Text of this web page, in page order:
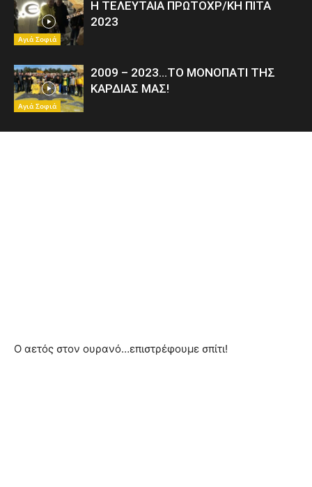
Αγιά Σοφιά
Η ΤΕΛΕΥΤΑΙΑ ΠΡΩΤΟΧΡ/ΚΗ ΠΙΤΑ
2023
Αγιά Σοφιά
2009 – 2023…ΤΟ ΜΟΝΟΠΑΤΙ ΤΗΣ
ΚΑΡΔΙΑΣ ΜΑΣ!
Ο αετός στον ουρανό…επιστρέφουμε σπίτι!